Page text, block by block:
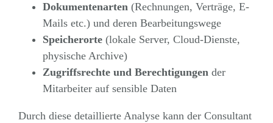
Dokumentenarten(Rechnungen, Verträge, E-
Mails etc.) und deren Bearbeitungswege
Speicherorte(lokale Server, Cloud-Dienste,
physische Archive)
Zugriffsrechte und Berechtigungender
Mitarbeiter auf sensible Daten
Durch diese detaillierte Analyse kann der Consultant